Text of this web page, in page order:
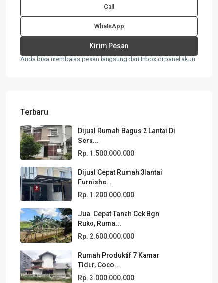
Call
WhatsApp
Anda bisa membalas pesan langsung dari Inbox di panel akun
Terbaru
Dijual Rumah Bagus 2 Lantai Di
Seru...
Rp. 1.500.000.000
Dijual Cepat Rumah 3lantai
Furnishe...
Rp. 1.200.000.000
Jual Cepat Tanah Cck Bgn
Ruko, Ruma...
Rp. 2.600.000.000
Rumah Produktif 7 Kamar
Tidur, Coco...
Rp. 3.000.000.000